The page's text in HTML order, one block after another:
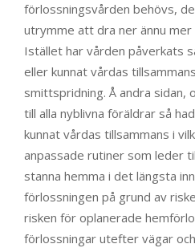
förlossningsvården behövs,
utrymme att dra ner ännu
Istället har vården påverkats
eller kunnat vårdas
smittspridning. Å andra sidan,
till alla nyblivna föräldrar så
kunnat vårdas tillsammans i
anpassade rutiner som leder
stanna hemma i det längsta
förlossningen på grund av
risken för oplanerade
förlossningar utefter vägar